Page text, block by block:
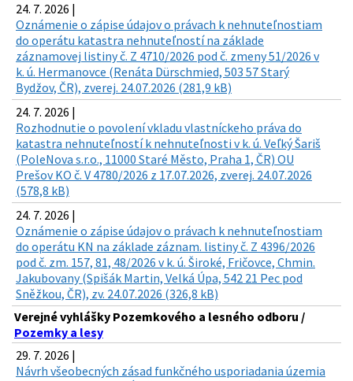
24. 7. 2026 |
Oznámenie o zápise údajov o právach k nehnuteľnostiam
do operátu katastra nehnuteľností na základe
záznamovej listiny č. Z 4710/2026 pod č. zmeny 51/2026 v
k. ú. Hermanovce (Renáta Dürschmied, 503 57 Starý
Bydžov, ČR), zverej. 24.07.2026 (281,9 kB)
24. 7. 2026 |
Rozhodnutie o povolení vkladu vlastníckeho práva do
katastra nehnuteľností k nehnuteľnosti v k. ú. Veľký Šariš
(PoleNova s.r.o., 11000 Staré Město, Praha 1, ČR) OU
Prešov KO č. V 4780/2026 z 17.07.2026, zverej. 24.07.2026
(578,8 kB)
24. 7. 2026 |
Oznámenie o zápise údajov o právach k nehnuteľnostiam
do operátu KN na základe záznam. listiny č. Z 4396/2026
pod č. zm. 157, 81, 48/2026 v k. ú. Široké, Fričovce, Chmin.
Jakubovany (Spišák Martin, Velká Úpa, 542 21 Pec pod
Sněžkou, ČR), zv. 24.07.2026 (326,8 kB)
Verejné vyhlášky Pozemkového a lesného odboru /
Pozemky a lesy
29. 7. 2026 |
Návrh všeobecných zásad funkčného usporiadania územia